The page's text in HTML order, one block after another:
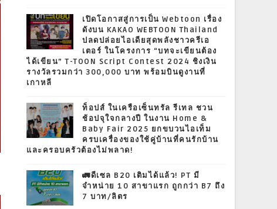
เปิดโอกาสสู่การเป็น Webtoon เรื่อง
ดังบน KAKAO WEBTOON Thailand
ปลดปล่อยไอเดียสุดพลังชาวครีเอ
เตอร์ ในโครงการ “บทจะเขียนต้อง
ได้เขียน” T-TOON Script Contest 2024 ชิงเงิน
รางวัลรวมกว่า 300,000 บาท พร้อมบินดูงานที่
เกาหลี
ท็อปส์ ในเครือเซ็นทรัล รีเทล ชวน
ช้อปจุใจกลางปี ในงาน Home &
Baby Fair 2025 ยกขบวนไอเท็ม
ครบเครื่องของใช้คู่บ้านที่คนรักบ้าน
และครอบครัวต้องไม่พลาด!
🚛ดีเซล B20 เติมได้แล้ว! PT มี
จำหน่าย 10 สาขาแรก ถูกกว่า B7 ถึง
7 บาท/ลิตร